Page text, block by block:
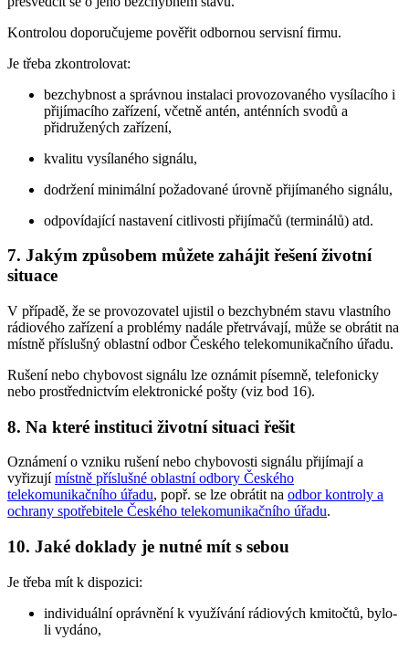
Kontrolou doporučujeme pověřit odbornou servisní firmu.
Je třeba zkontrolovat:
bezchybnost a správnou instalaci provozovaného vysílacího i
přijímacího zařízení, včetně antén, anténních svodů a
přidružených zařízení,
kvalitu vysílaného signálu,
dodržení minimální požadované úrovně přijímaného signálu,
odpovídající nastavení citlivosti přijímačů (terminálů) atd.
7. Jakým způsobem můžete zahájit řešení životní
situace
V případě, že se provozovatel ujistil o bezchybném stavu vlastního
rádiového zařízení a problémy nadále přetrvávají, může se obrátit na
místně příslušný oblastní odbor Českého telekomunikačního úřadu.
Rušení nebo chybovost signálu lze oznámit písemně, telefonicky
nebo prostřednictvím elektronické pošty (viz bod 16).
8. Na které instituci životní situaci řešit
Oznámení o vzniku rušení nebo chybovosti signálu přijímají a
vyřizujímístně příslušné oblastní odbory Českého
telekomunikačního úřadu, popř. se lze obrátit na odbor kontroly a
ochrany spotřebitele Českého telekomunikačního úřadu.
10. Jaké doklady je nutné mít s sebou
Je třeba mít k dispozici:
individuální oprávnění k využívání rádiových kmitočtů, bylo-
li vydáno,